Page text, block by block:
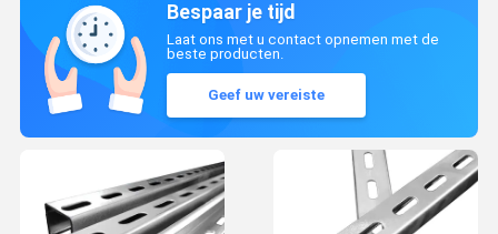
Bespaar je tijd
Laat ons met u contact opnemen met de
beste producten.
Geef uw vereiste